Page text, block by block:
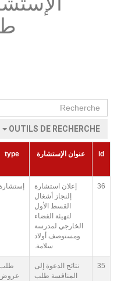
Recherche
OUTILS DE RECHERCHE
id عنوان الإستشارة type
36
إعلان استشارة
إلنجاز أشغال
القسط الأول
لتهيئة الفضاء
الخارجي لمدرسة
ومستوصف أولاد
سلامة.
إستشارة
35
نتائج الدعوة إلى
المنافسة طلب
عروض